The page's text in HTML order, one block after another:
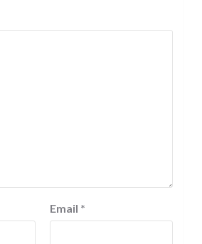
Email *